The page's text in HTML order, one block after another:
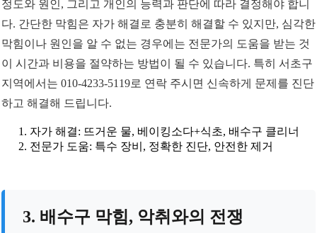
정도와 원인, 그리고 개인의 능력과 판단에 따라 결정해야 합니
다. 간단한 막힘은 자가 해결로 충분히 해결할 수 있지만, 심각한
막힘이나 원인을 알 수 없는 경우에는 전문가의 도움을 받는 것
이 시간과 비용을 절약하는 방법이 될 수 있습니다. 특히 서초구
지역에서는 010-4233-5119로 연락 주시면 신속하게 문제를 진단
하고 해결해 드립니다.
자가 해결: 뜨거운 물, 베이킹소다+식초, 배수구 클리너
전문가 도움: 특수 장비, 정확한 진단, 안전한 제거
3. 배수구 막힘, 악취와의 전쟁